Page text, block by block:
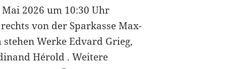
2026 um 10:30 Uhr
von der Sparkasse Max-
Werke Edvard Grieg,
Hérold . Weitere